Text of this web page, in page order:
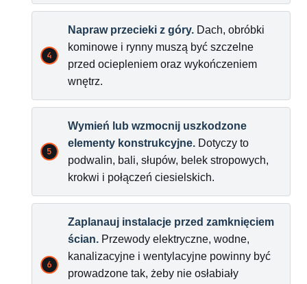
Napraw przecieki z góry. Dach, obróbki
kominowe i rynny muszą być szczelne
przed ociepleniem oraz wykończeniem
wnętrz.
Wymień lub wzmocnij uszkodzone
elementy konstrukcyjne. Dotyczy to
podwalin, bali, słupów, belek stropowych,
krokwi i połączeń ciesielskich.
Zaplanauj instalacje przed zamknięciem
ścian. Przewody elektryczne, wodne,
kanalizacyjne i wentylacyjne powinny być
prowadzone tak, żeby nie osłabiały